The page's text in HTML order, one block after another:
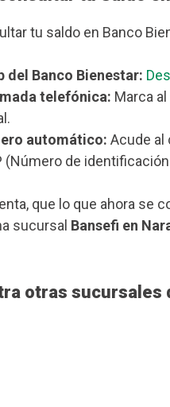
tu saldo en Banco
del Banco Bienestar:
telefónica: Marca al
automático: Acude al
(Número de
que lo que ahora se
sucursal Bansefi en
otras sucursales